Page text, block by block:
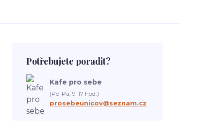
Potřebujete poradit?
Kafe pro sebe
(Po-Pá, 9-17 hod.)
prosebeunicov@seznam.cz